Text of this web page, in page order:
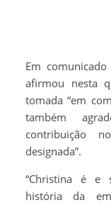
Em
afirmou nesta
tomada “em
também
contribuição
designada”.
“Christina é e
história da